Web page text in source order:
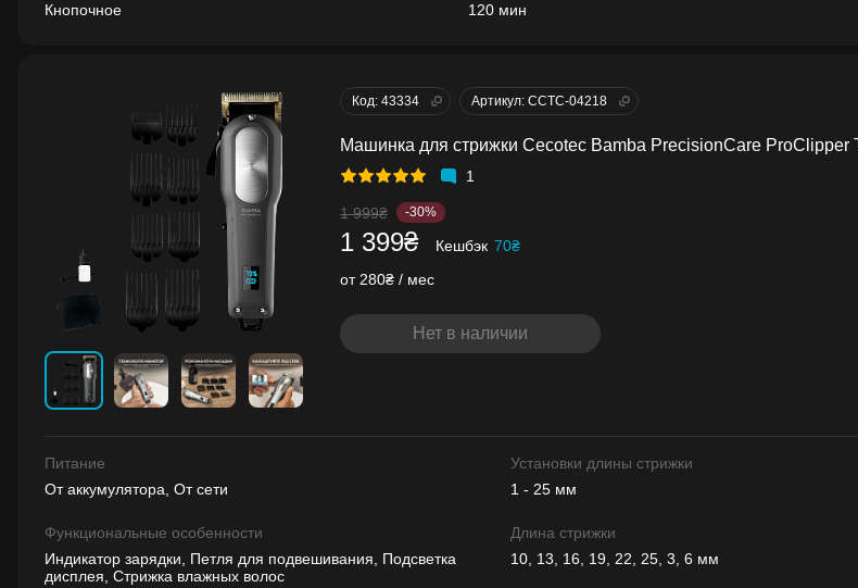
Кнопочное
120 мин
Код: 43334 Артикул: CCTC-04218
Машинка для стрижки Cecotec Bamba PrecisionCare ProClipper
1
1 999₴ -30%
1 399₴ Кешбэк 70₴
от 280₴ / мес
Нет в наличии
Питание
От аккумулятора, От сети
Установки длины стрижки
1 - 25 мм
Функциональные особенности
Индикатор зарядки, Петля для подвешивания, Подсветка
дисплея, Стрижка влажных волос
Длина стрижки
10, 13, 16, 19, 22, 25, 3, 6 мм